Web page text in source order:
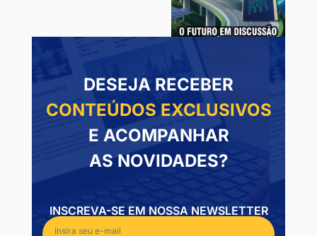
DESEJA RECEBER
CONTEÚDOS EXCLUSIVOS
E ACOMPANHAR
AS NOVIDADES?
INSCREVA-SE EM NOSSA NEWSLETTER